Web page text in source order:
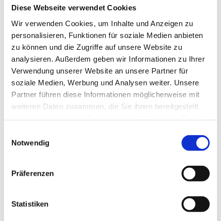
Diese Webseite verwendet Cookies
Wir verwenden Cookies, um Inhalte und Anzeigen zu
personalisieren, Funktionen für soziale Medien anbieten
zu können und die Zugriffe auf unsere Website zu
analysieren. Außerdem geben wir Informationen zu Ihrer
Verwendung unserer Website an unsere Partner für
soziale Medien, Werbung und Analysen weiter. Unsere
Partner führen diese Informationen möglicherweise mit
weiteren Daten zusammen, die Sie ihnen bereitgestellt
Cookies, wenn Sie unsere Webseite weiterhin nutzen.
Notwendig
Präferenzen
Statistiken